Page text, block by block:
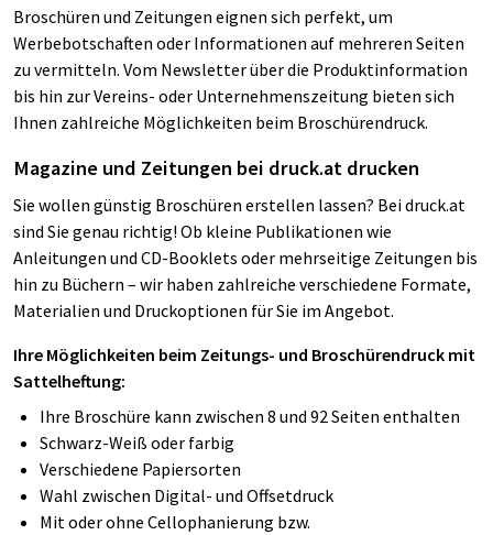
Broschüren und Zeitungen eignen sich perfekt, um
Werbebotschaften oder Informationen auf mehreren Seiten
zu vermitteln. Vom Newsletter über die Produktinformation
bis hin zur Vereins- oder Unternehmenszeitung bieten sich
Ihnen zahlreiche Möglichkeiten beim Broschürendruck.
Magazine und Zeitungen bei druck.at drucken
Sie wollen günstig Broschüren erstellen lassen? Bei druck.at
sind Sie genau richtig! Ob kleine Publikationen wie
Anleitungen und CD-Booklets oder mehrseitige Zeitungen bis
hin zu Büchern – wir haben zahlreiche verschiedene Formate,
Materialien und Druckoptionen für Sie im Angebot.
Ihre Möglichkeiten beim Zeitungs- und Broschürendruck mit
Sattelheftung:
Ihre Broschüre kann zwischen 8 und 92 Seiten enthalten
Schwarz-Weiß oder farbig
Verschiedene Papiersorten
Wahl zwischen Digital- und Offsetdruck
Mit oder ohne Cellophanierung bzw.